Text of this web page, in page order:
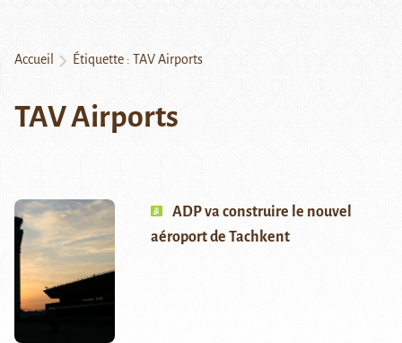
Accueil Étiquette : TAV Airports
TAV Airports
ADP va construire le nouvel
aéroport de Tachkent